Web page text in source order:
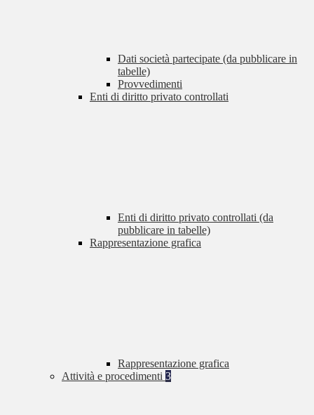
Dati società partecipate (da pubblicare in
tabelle)
Provvedimenti
Enti di diritto privato controllati
Enti di diritto privato controllati (da
pubblicare in tabelle)
Rappresentazione grafica
Rappresentazione grafica
Attività e procedimenti 3